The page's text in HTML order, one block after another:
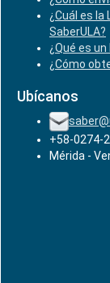
¿Cuál es
SaberULA?
¿Qué es
¿Cómo
Ubícanos
+58-0274-
Mérida -